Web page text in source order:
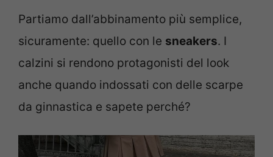
Partiamo dall’abbinamento più semplice,
sicuramente: quello con le sneakers. I
calzini si rendono protagonisti del look
anche quando indossati con delle scarpe
da ginnastica e sapete perché?